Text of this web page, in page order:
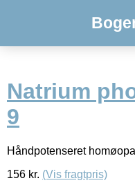
Natrium
9
Håndpotenseret
156 kr. (Vis fragtpris)